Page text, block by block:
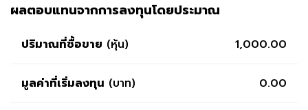
ผลตอบแทนจากการลงทุนโดยประมาณ
ปริมาณที่ซื้อขาย (หุ้น) 1,000.00
มูลค่าที่เริ่มลงทุน (บาท) 0.00